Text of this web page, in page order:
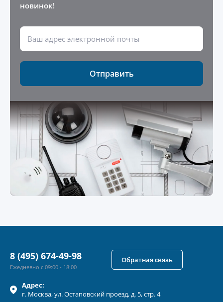
новинок!
Отправить
Адрес:
г. Москва, ул.Остаповский проезд, д. 5, стр. 4
8 (495) 674-49-98
Ежедневно с 09:00 - 18:00
Обратная связь